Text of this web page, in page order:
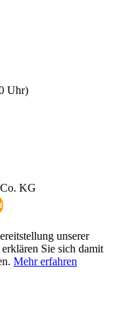
Uhr)
KG
unserer
Sie sich damit
Mehr erfahren